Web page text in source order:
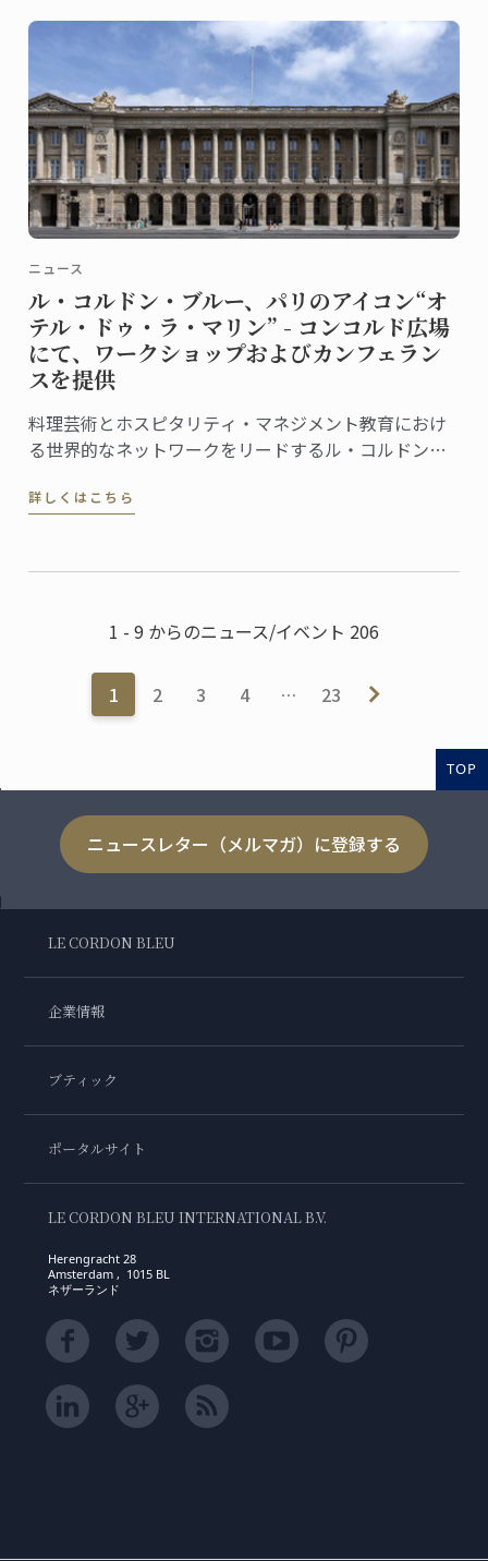
ニュース
ル・コルドン・ブルー、パリのアイコン“オ
テル・ドゥ・ラ・マリン” - コンコルド広場
にて、ワークショップおよびカンフェラン
スを提供
料理芸術とホスピタリティ・マネジメント教育におけ
る世界的なネットワークをリードするル・コルドン・
des Monuments Nationaux, CMN）より、パリのオテ
詳しくはこちら
1 - 9 からのニュース/イベント 206
1 2 3 4 … 23
TOP
ニュースレター（メルマガ）に登録する
LE CORDON BLEU
企業情報
ブティック
ポータルサイト
LE CORDON BLEU INTERNATIONAL B.V.
Herengracht 28
Amsterdam , 1015 BL
ネザーランド